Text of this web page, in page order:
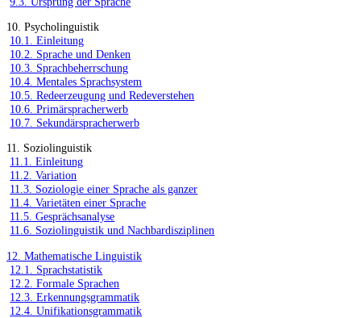
10. Psycholinguistik
10.1. Einleitung
10.2. Sprache und Denken
10.3. Sprachbeherrschung
10.4. Mentales Sprachsystem
10.5. Redeerzeugung und Redeverstehen
10.6. Primärspracherwerb
10.7. Sekundärspracherwerb
11. Soziolinguistik
11.1. Einleitung
11.2. Variation
11.3. Soziologie einer Sprache als ganzer
11.4. Varietäten einer Sprache
11.5. Gesprächsanalyse
11.6. Soziolinguistik und Nachbardisziplinen
12. Mathematische Linguistik
12.1. Sprachstatistik
12.2. Formale Sprachen
12.3. Erkennungsgrammatik
12.4. Unifikationsgrammatik